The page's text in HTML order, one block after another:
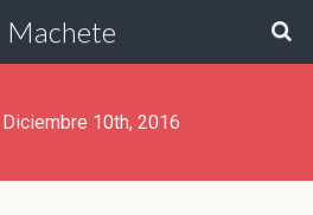
Machete
10th, 2016